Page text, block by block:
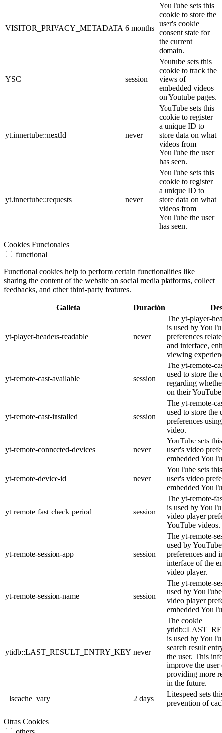
VISITOR_PRIVACY_METADATA 6 months
YouTube sets this
cookie to store the
user's cookie
consent state for
the current
domain.
YSC session
Youtube sets this
cookie to track the
views of
embedded videos
on Youtube pages.
yt.innertube::nextId never
YouTube sets this
cookie to register
a unique ID to
store data on what
videos from
YouTube the user
has seen.
yt.innertube::requests never
YouTube sets this
cookie to register
a unique ID to
store data on what
videos from
YouTube the user
has seen.
Cookies Funcionales
functional
Functional cookies help to perform certain functionalities like
sharing the content of the website on social media platforms, collect
feedbacks, and other third-party features.
Galleta Duración
yt-player-headers-readable never
The yt-player-
is used by
preferences
and interface,
viewing
yt-remote-cast-available session
The yt-remote-
used to store the
regarding
on their
yt-remote-cast-installed session
The yt-remote-
used to store the
preferences
video.
yt-remote-connected-devices never
YouTube sets
user's video
embedded
yt-remote-device-id never
YouTube sets
user's video
embedded
yt-remote-fast-check-period session
The yt-remote-
is used by
video player
YouTube videos.
yt-remote-session-app session
The yt-remote-
used by
preferences and
interface of the
video player.
yt-remote-session-name session
The yt-remote-
used by
video player
embedded
ytidb::LAST_RESULT_ENTRY_KEY never
The cookie
is used by
search result
the user. This
improve the user
providing more
in the future.
_lscache_vary
2 days
Litespeed sets
prevention of
Otras Cookies